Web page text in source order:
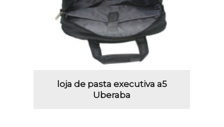
loja de pasta executiva a5
Uberaba